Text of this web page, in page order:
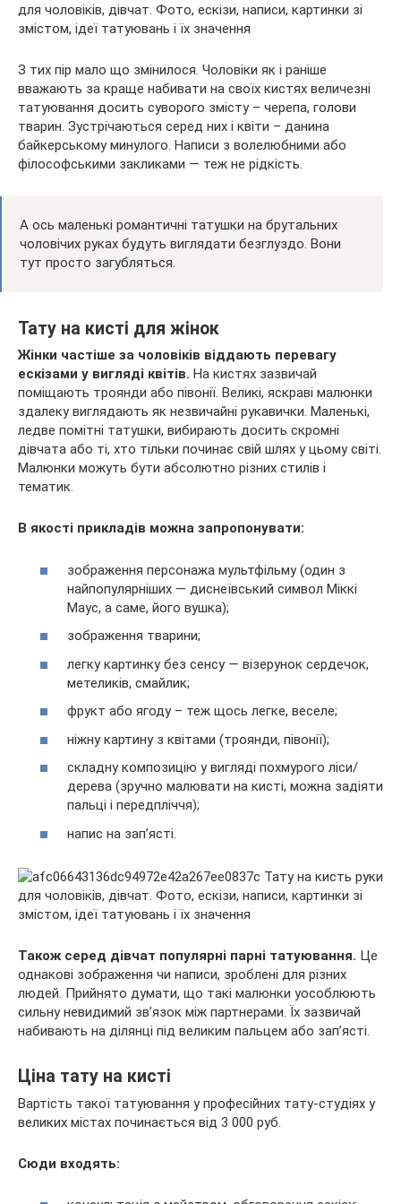
З тих пір мало що змінилося. Чоловіки як і раніше
вважають за краще набивати на своїх кистях величезні
татуювання досить суворого змісту – черепа, голови
тварин. Зустрічаються серед них і квіти – данина
байкерському минулого. Написи з волелюбними або
філософськими закликами — теж не рідкість.
А ось маленькі романтичні татушки на брутальних
чоловічих руках будуть виглядати безглуздо. Вони
тут просто загубляться.
Тату на кисті для жінок
Жінки частіше за чоловіків віддають перевагу
ескізами у вигляді квітів. На кистях зазвичай
поміщають троянди або півонії. Великі, яскраві малюнки
здалеку виглядають як незвичайні рукавички. Маленькі,
ледве помітні татушки, вибирають досить скромні
дівчата або ті, хто тільки починає свій шлях у цьому світі.
Малюнки можуть бути абсолютно різних стилів і
тематик.
В якості прикладів можна запропонувати:
зображення персонажа мультфільму (один з
найпопулярніших — диснеївський символ Міккі
Маус, а саме, його вушка);
зображення тварини;
легку картинку без сенсу — візерунок сердечок,
метеликів, смайлик;
фрукт або ягоду – теж щось легке, веселе;
ніжну картину з квітами (троянди, півонії);
складну композицію у вигляді похмурого ліси/
дерева (зручно малювати на кисті, можна задіяти
пальці і передпліччя);
напис на зап’ясті.
Також серед дівчат популярні парні татуювання. Це
однакові зображення чи написи, зроблені для різних
людей. Прийнято думати, що такі малюнки уособлюють
сильну невидимий зв’язок між партнерами. Їх зазвичай
набивають на ділянці під великим пальцем або зап’ясті.
Ціна тату на кисті
Вартість такої татуювання у професійних тату-студіях у
великих містах починається від 3 000 руб.
Сюди входять: